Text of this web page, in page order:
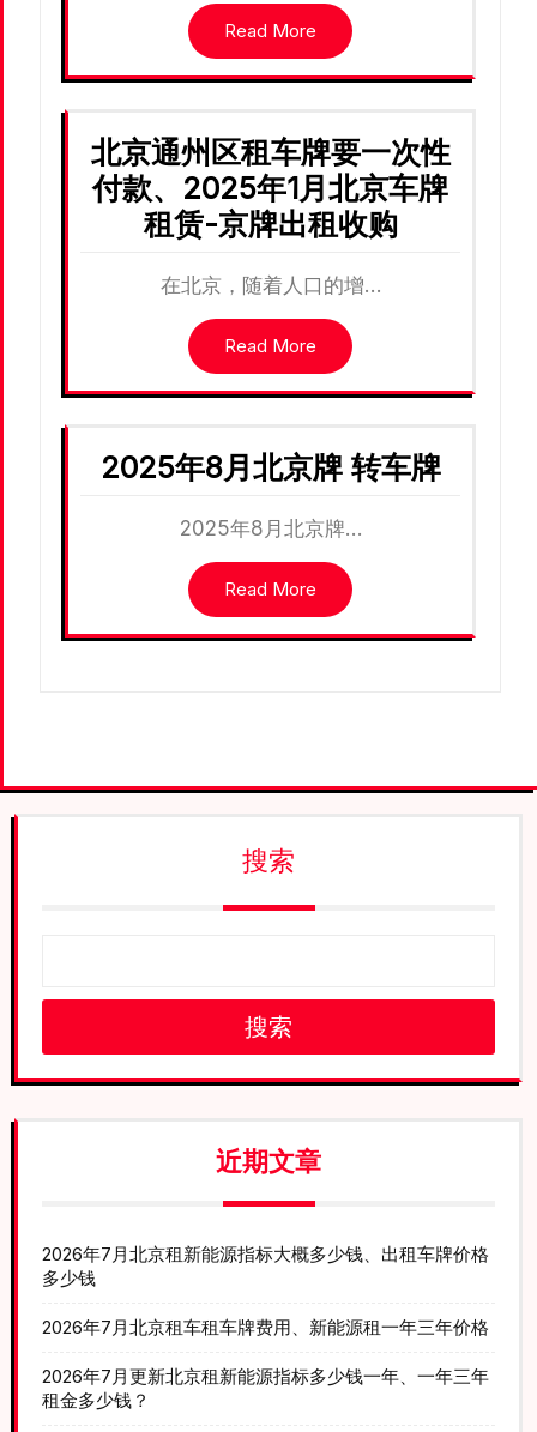
Read More
北京通州区租车牌要一次性
付款、2025年1月北京车牌
租赁-京牌出租收购
在北京，随着人口的增…
Read More
2025年8月北京牌 转车牌
2025年8月北京牌…
Read More
搜索
搜索
近期文章
2026年7月北京租新能源指标大概多少钱、出租车牌价格
多少钱
2026年7月北京租车租车牌费用、新能源租一年三年价格
2026年7月更新北京租新能源指标多少钱一年、一年三年
租金多少钱？